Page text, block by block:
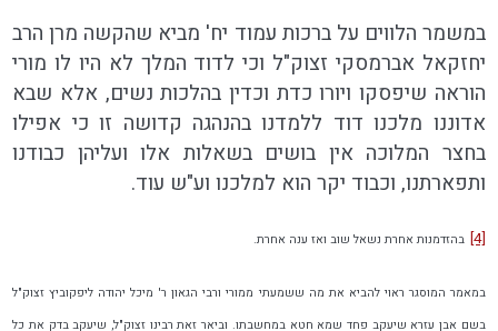
במשמר הלווים על ברכות עמוד יח' מביא שהקשה מרן הרב
יחזקאל אברמסקי זצוק"ל וכי לדוד המלך לא היו לו מורי
הוראה שיפסקו ויורו כדת וכדין בהלכות נשים, אלא שבא
אדוננו מלכנו דוד ללמדנו בהנהגה קדושה זו כי אפילו
בחצר המלוכה אין בושים בשאלות אלו ועליהן כבודנו
ותפארתנו, וכבוד יקר הוא למלכנו וע"ש עוד.
[4] בהזדמנות אחרת נשאל שוב ואז ענה אחרת.
במאמר המוסגר ראוי להביא את מה ששמעתי ממורי ורבי הגאון ר' מיכל יהודה ליפקוביץ זצוק"ל
בשם אבן עזרא שיעקב פחד שמא חטא במחשבתו. וביאר זאת רבינו זצוק"ל, שיעקב בדק את כל